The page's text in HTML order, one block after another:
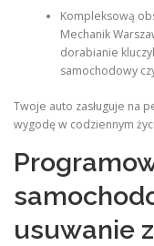
Kompleksową
Mechanik
dorabianie
samochodowy
Twoje auto zasługuje na
wygodę w codziennym
usuwanie